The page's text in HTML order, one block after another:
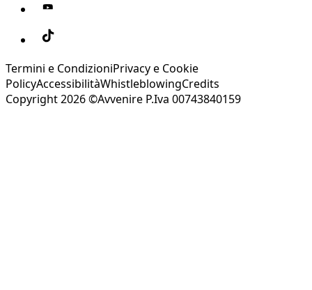
Termini e CondizioniPrivacy e Cookie
PolicyAccessibilitàWhistleblowingCredits
Copyright 2026 ©Avvenire P.Iva 00743840159